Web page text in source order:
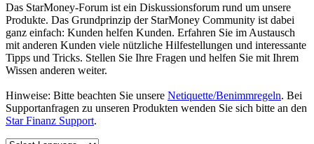
Das StarMoney-Forum ist ein Diskussionsforum rund um unsere
Produkte. Das Grundprinzip der StarMoney Community ist dabei
ganz einfach: Kunden helfen Kunden. Erfahren Sie im Austausch
mit anderen Kunden viele nützliche Hilfestellungen und interessante
Tipps und Tricks. Stellen Sie Ihre Fragen und helfen Sie mit Ihrem
Wissen anderen weiter.
Hinweise: Bitte beachten Sie unsere Netiquette/Benimmregeln. Bei
Supportanfragen zu unseren Produkten wenden Sie sich bitte an den
Star Finanz Support.